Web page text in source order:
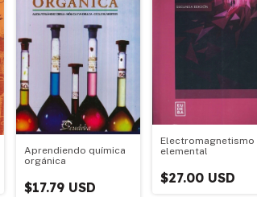
Aprendiendo química
orgánica
$17.79 USD
Electromagnetismo
elemental
$27.00 USD